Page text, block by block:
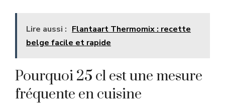
Lire aussi : Flantaart Thermomix : recette
belge facile et rapide
Pourquoi 25 cl est une mesure
fréquente en cuisine